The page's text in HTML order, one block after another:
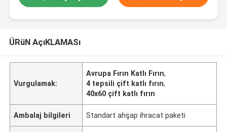
ÜRüN AçıKLAMASı
Vurgulamak:
Avrupa Fırın Katlı Fırın,
4 tepsili çift katlı fırın,
40x60 çift katlı fırın
Ambalaj bilgileri Standart ahşap ihracat paketi